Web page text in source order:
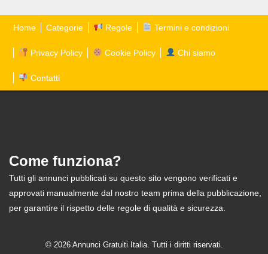
Home Categorie Regole Termini e condizioni
Privacy Policy Cookie Policy Chi siamo
Contatti
Come funziona?
Tutti gli annunci pubblicati su questo sito vengono verificati e
approvati manualmente dal nostro team prima della pubblicazione,
per garantire il rispetto delle regole di qualità e sicurezza.
© 2026 Annunci Gratuiti Italia. Tutti i diritti riservati.